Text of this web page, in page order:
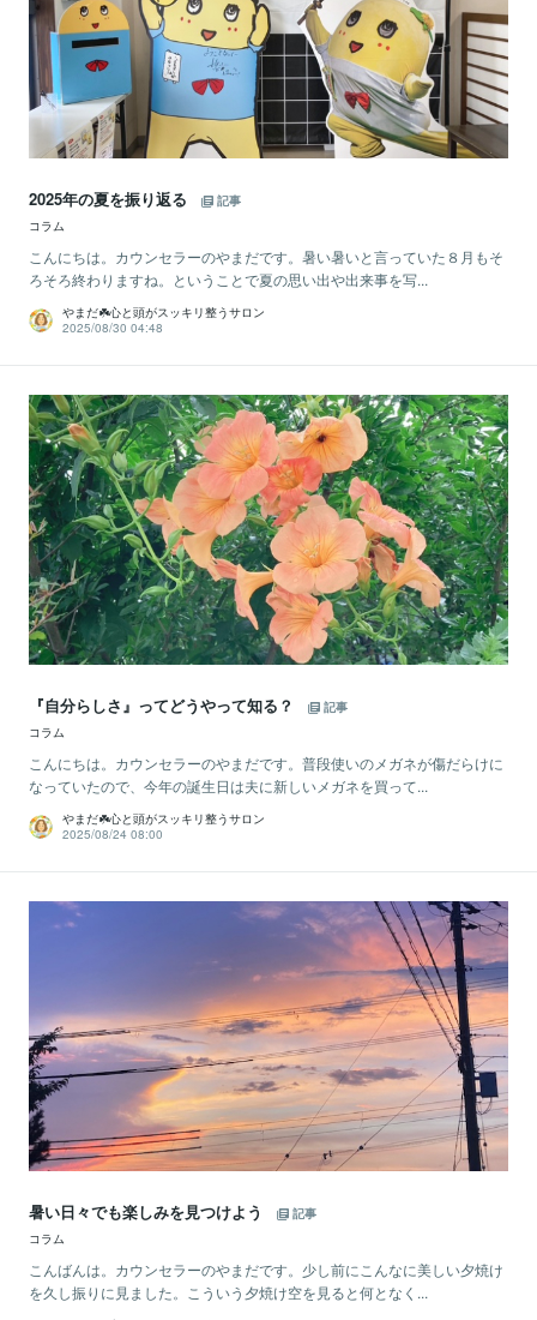
2025年の夏を振り返る
記事
コラム
こんにちは。カウンセラーのやまだです。暑い暑いと言っていた８月もそ
ろそろ終わりますね。ということで夏の思い出や出来事を写...
やまだ☘️心と頭がスッキリ整うサロン
2025/08/30 04:48
『自分らしさ』ってどうやって知る？
記事
コラム
こんにちは。カウンセラーのやまだです。普段使いのメガネが傷だらけに
なっていたので、今年の誕生日は夫に新しいメガネを買って...
やまだ☘️心と頭がスッキリ整うサロン
2025/08/24 08:00
暑い日々でも楽しみを見つけよう
記事
コラム
こんばんは。カウンセラーのやまだです。少し前にこんなに美しい夕焼け
を久し振りに見ました。こういう夕焼け空を見ると何となく...